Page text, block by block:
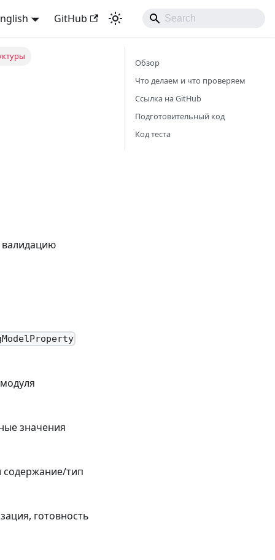
GitHub
валидацию
значения
содержание/тип
готовность
Обзор
Что делаем и что проверяем
Ссылка на GitHub
Подготовительный код
Код теста